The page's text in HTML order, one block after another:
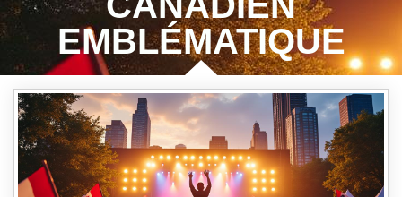
EMBLÉMATIQUE